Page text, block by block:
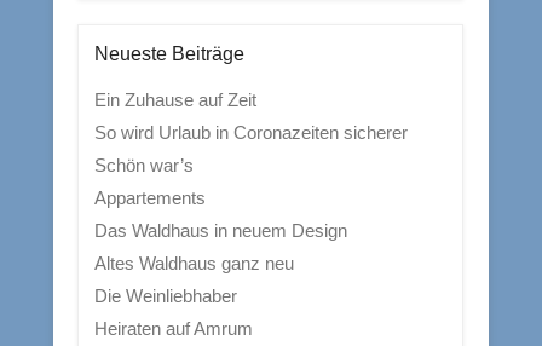
Neueste Beiträge
Ein Zuhause auf Zeit
So wird Urlaub in Coronazeiten sicherer
Schön war’s
Appartements
Das Waldhaus in neuem Design
Altes Waldhaus ganz neu
Die Weinliebhaber
Heiraten auf Amrum